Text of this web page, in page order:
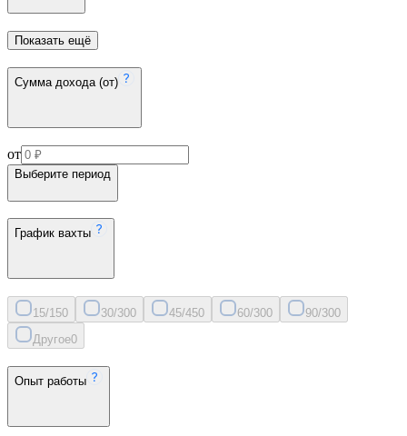
Показать ещё
Сумма дохода (от)
от
Выберите период
График вахты
15/150 30/300 45/450 60/300 90/300
Другое0
Опыт работы